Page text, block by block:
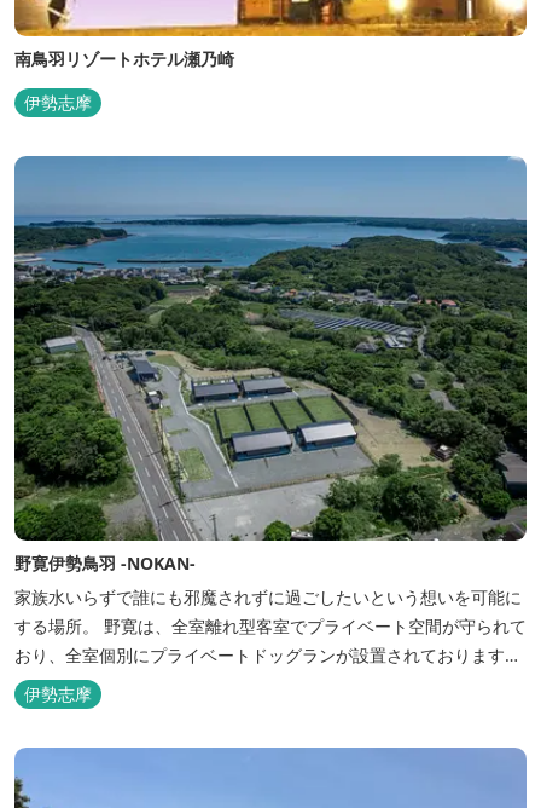
南鳥羽リゾートホテル瀬乃崎
伊勢志摩
野寛伊勢鳥羽 -NOKAN-
家族水いらずで誰にも邪魔されずに過ごしたいという想いを可能に
する場所。 野寛は、全室離れ型客室でプライベート空間が守られて
おり、全室個別にプライベートドッグランが設置されております。
室内面積66㎡～115㎡、プライベートドッグラン面積140㎡～330㎡
を設置した広い作りで、 和モダンをコンセプトとした洗練されたデ
ザインのお部屋となります。 お部屋から望むプライベートドッグ
ラ...
伊勢志摩